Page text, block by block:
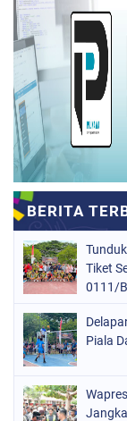
Tiket
0111/
Piala
Jangka